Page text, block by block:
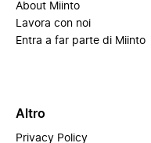
About Miinto
Lavora con noi
Entra a far parte di Miinto
Altro
Privacy Policy